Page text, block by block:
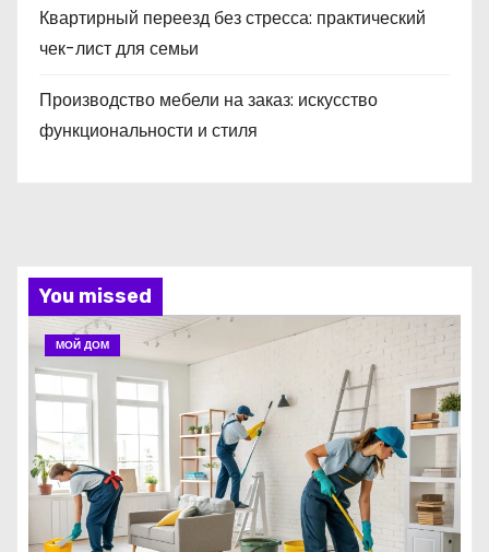
Квартирный переезд без стресса: практический
чек-лист для семьи
Производство мебели на заказ: искусство
функциональности и стиля
You missed
МОЙ ДОМ